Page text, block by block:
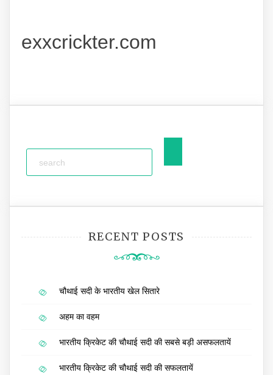
exxcrickter.com
RECENT POSTS
चौथाई सदी के भारतीय खेल सितारे
अहम का वहम
भारतीय क्रिकेट की चौथाई सदी की सबसे बड़ी असफलतायें
भारतीय क्रिकेट की चौथाई सदी की सफलतायें